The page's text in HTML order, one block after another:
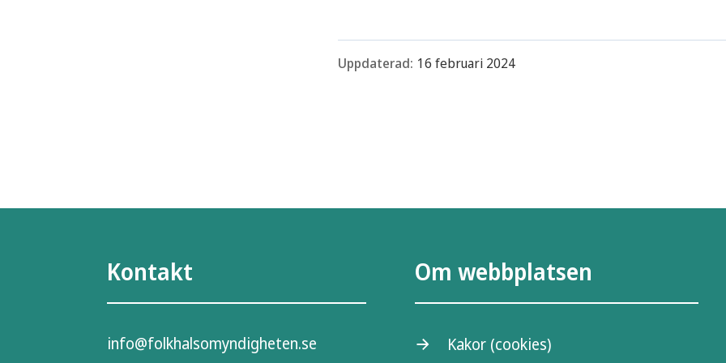
Uppdaterad: 16 februari 2024
Kontakt
info@folkhalsomyndigheten.se
Om webbplatsen
Kakor (cookies)